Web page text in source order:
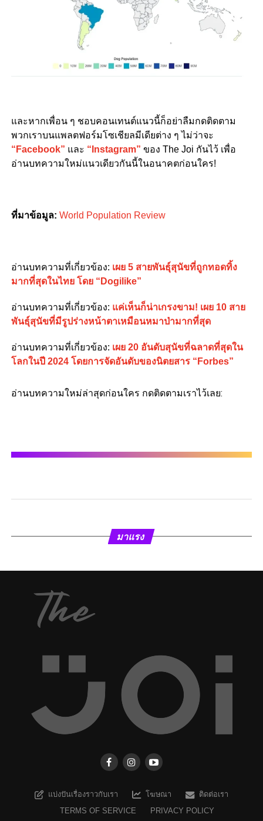
และหากเพื่อน ๆ ชอบคอนเทนต์แนวนี้ก็อย่าลืมกดติดตาม
พวกเราบนแพลตฟอร์มโซเชียลมีเดียต่าง ๆ ไม่ว่าจะ
“Facebook” และ “Instagram” ของ The Joi กันไว้ เพื่อ
อ่านบทความใหม่แนวเดียวกันนี้ในอนาคตก่อนใคร!
ที่มาข้อมูล: World Population Review
อ่านบทความที่เกี่ยวข้อง: เผย 5 สายพันธุ์สุนัขที่ถูกทอดทิ้ง
มากที่สุดในไทย โดย “Dogilike”
อ่านบทความที่เกี่ยวข้อง: แค่เห็นก็น่าเกรงขาม! เผย 10 สาย
พันธุ์สุนัขที่มีรูปร่างหน้าตาเหมือนหมาป่ามากที่สุด
อ่านบทความที่เกี่ยวข้อง: เผย 20 อันดับสุนัขที่ฉลาดที่สุดใน
โลกในปี 2024 โดยการจัดอันดับของนิตยสาร “Forbes”
อ่านบทความใหม่ล่าสุดก่อนใคร กดติดตามเราไว้เลย:
มาแรง
แบ่งปันเรื่องราวกับเรา โฆษณา
ติดต่อเรา
TERMS OF SERVICE
PRIVACY POLICY